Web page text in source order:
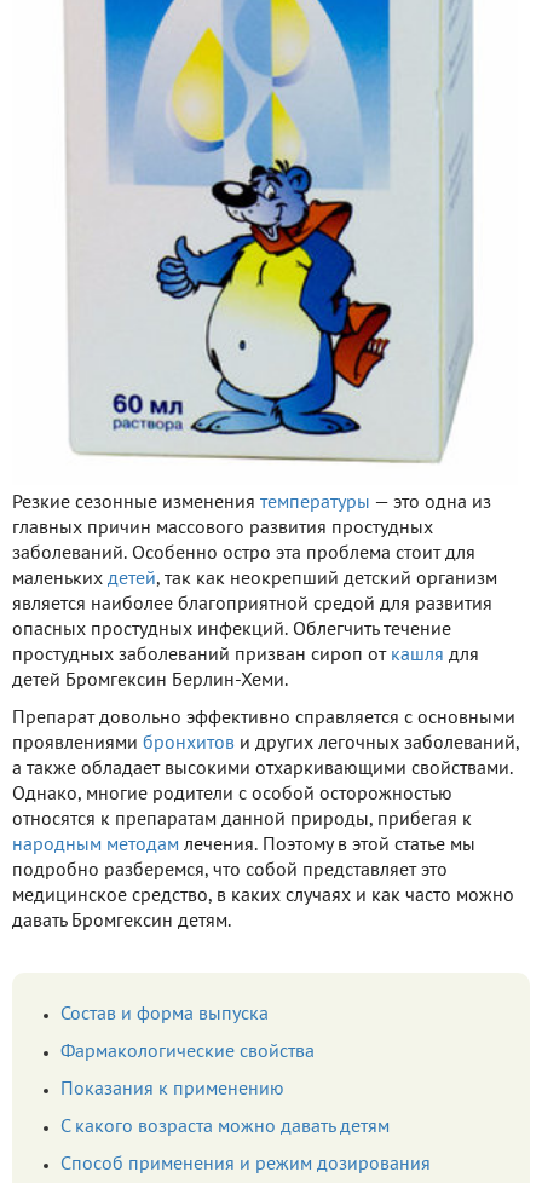
Резкие сезонные изменения температуры — это одна из
главных причин массового развития простудных
заболеваний. Особенно остро эта проблема стоит для
маленьких детей, так как неокрепший детский организм
является наиболее благоприятной средой для развития
опасных простудных инфекций. Облегчить течение
простудных заболеваний призван сироп от кашля для
детей Бромгексин Берлин-Хеми.
Препарат довольно эффективно справляется с основными
проявлениями бронхитов и других легочных заболеваний,
а также обладает высокими отхаркивающими свойствами.
Однако, многие родители с особой осторожностью
относятся к препаратам данной природы, прибегая к
народным методам лечения. Поэтому в этой статье мы
подробно разберемся, что собой представляет это
медицинское средство, в каких случаях и как часто можно
давать Бромгексин детям.
Состав и форма выпуска
Фармакологические свойства
Показания к применению
С какого возраста можно давать детям
Способ применения и режим дозирования